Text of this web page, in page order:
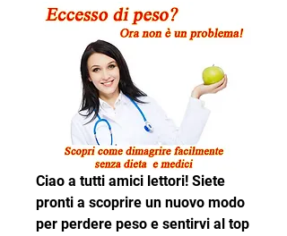
Ciao a tutti amici lettori! Siete
pronti a scoprire un nuovo modo
per perdere peso e sentirvi al top